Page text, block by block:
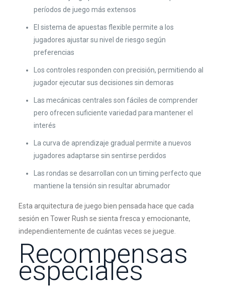
períodos de juego más extensos
El sistema de apuestas flexible permite a los
jugadores ajustar su nivel de riesgo según
preferencias
Los controles responden con precisión, permitiendo al
jugador ejecutar sus decisiones sin demoras
Las mecánicas centrales son fáciles de comprender
pero ofrecen suficiente variedad para mantener el
interés
La curva de aprendizaje gradual permite a nuevos
jugadores adaptarse sin sentirse perdidos
Las rondas se desarrollan con un timing perfecto que
mantiene la tensión sin resultar abrumador
Esta arquitectura de juego bien pensada hace que cada
sesión en Tower Rush se sienta fresca y emocionante,
independientemente de cuántas veces se juegue.
Recompensas
especiales